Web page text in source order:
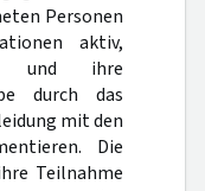
Personen
aktiv,
und ihre
durch das
mit den
Die
Teilnahme